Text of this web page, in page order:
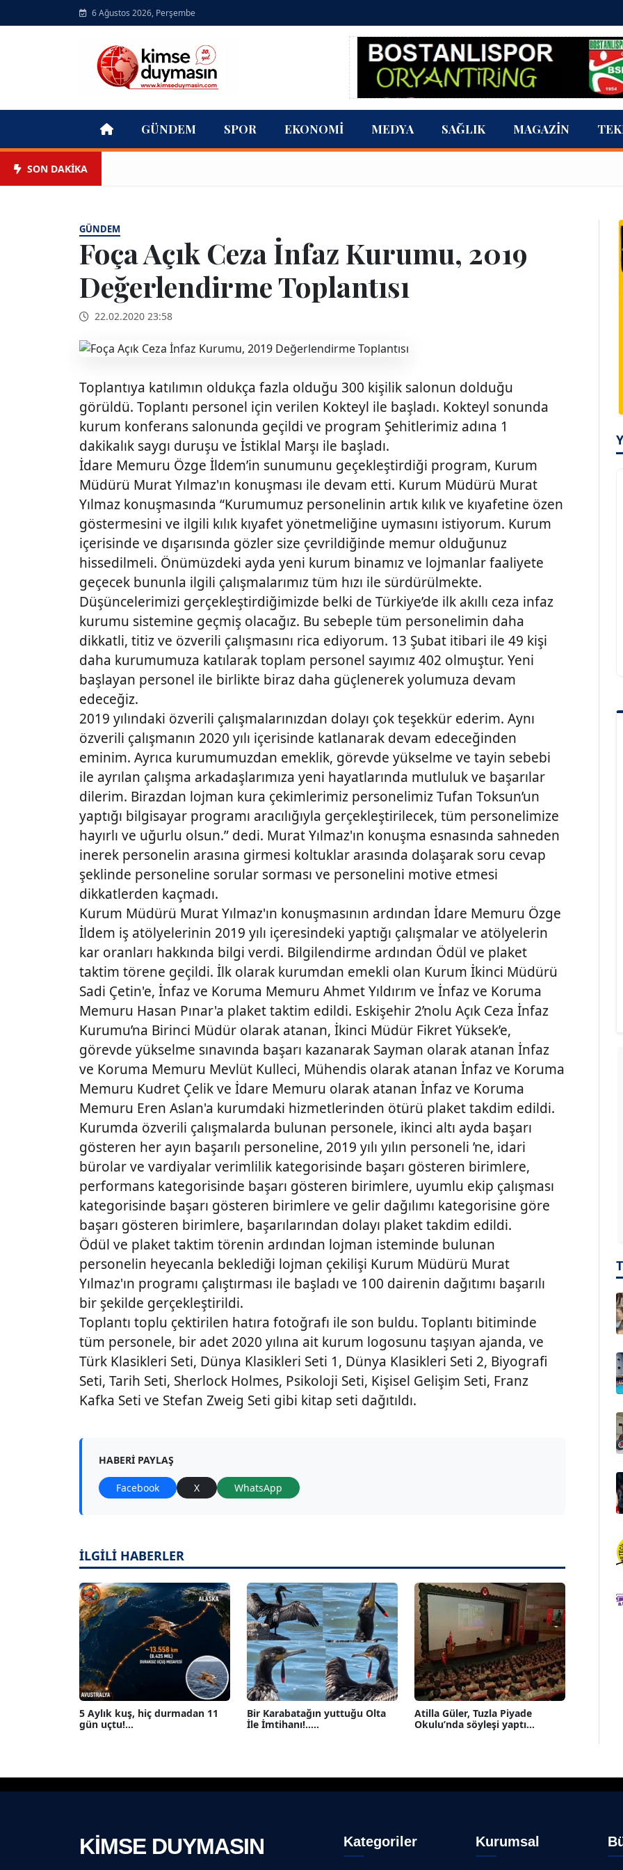
6 Ağustos 2026, Perşembe
GÜNDEM SPOR EKONOMI MEDYA SAĞLIK MAGAZIN
SON DAKİKA
GÜNDEM
Foça Açık Ceza İnfaz Kurumu, 2019
Değerlendirme Toplantısı
22.02.2020 23:58
Toplantıya katılımın oldukça fazla olduğu 300 kişilik salonun dolduğu
görüldü. Toplantı personel için verilen Kokteyl ile başladı. Kokteyl sonunda
kurum konferans salonunda geçildi ve program Şehitlerimiz adına 1
dakikalık saygı duruşu ve İstiklal Marşı ile başladı.
İdare Memuru Özge İldem’in sunumunu geçekleştirdiği program, Kurum
Müdürü Murat Yılmaz'ın konuşması ile devam etti. Kurum Müdürü Murat
Yılmaz konuşmasında “Kurumumuz personelinin artık kılık ve kıyafetine özen
göstermesini ve ilgili kılık kıyafet yönetmeliğine uymasını istiyorum. Kurum
içerisinde ve dışarısında gözler size çevrildiğinde memur olduğunuz
hissedilmeli. Önümüzdeki ayda yeni kurum binamız ve lojmanlar faaliyete
geçecek bununla ilgili çalışmalarımız tüm hızı ile sürdürülmekte.
Düşüncelerimizi gerçekleştirdiğimizde belki de Türkiye’de ilk akıllı ceza infaz
kurumu sistemine geçmiş olacağız. Bu sebeple tüm personelimin daha
dikkatli, titiz ve özverili çalışmasını rica ediyorum. 13 Şubat itibari ile 49 kişi
daha kurumumuza katılarak toplam personel sayımız 402 olmuştur. Yeni
başlayan personel ile birlikte biraz daha güçlenerek yolumuza devam
edeceğiz.
2019 yılındaki özverili çalışmalarınızdan dolayı çok teşekkür ederim. Aynı
özverili çalışmanın 2020 yılı içerisinde katlanarak devam edeceğinden
eminim. Ayrıca kurumumuzdan emeklik, görevde yükselme ve tayin sebebi
ile ayrılan çalışma arkadaşlarımıza yeni hayatlarında mutluluk ve başarılar
dilerim. Birazdan lojman kura çekimlerimiz personelimiz Tufan Toksun’un
yaptığı bilgisayar programı aracılığıyla gerçekleştirilecek, tüm personelimize
hayırlı ve uğurlu olsun.” dedi. Murat Yılmaz'ın konuşma esnasında sahneden
inerek personelin arasına girmesi koltuklar arasında dolaşarak soru cevap
şeklinde personeline sorular sorması ve personelini motive etmesi
dikkatlerden kaçmadı.
Kurum Müdürü Murat Yılmaz'ın konuşmasının ardından İdare Memuru Özge
İldem iş atölyelerinin 2019 yılı içeresindeki yaptığı çalışmalar ve atölyelerin
kar oranları hakkında bilgi verdi. Bilgilendirme ardından Ödül ve plaket
taktim törene geçildi. İlk olarak kurumdan emekli olan Kurum İkinci Müdürü
Sadi Çetin'e, İnfaz ve Koruma Memuru Ahmet Yıldırım ve İnfaz ve Koruma
Memuru Hasan Pınar'a plaket taktim edildi. Eskişehir 2’nolu Açık Ceza İnfaz
Kurumu’na Birinci Müdür olarak atanan, İkinci Müdür Fikret Yüksek’e,
görevde yükselme sınavında başarı kazanarak Sayman olarak atanan İnfaz
ve Koruma Memuru Mevlüt Kulleci, Mühendis olarak atanan İnfaz ve Koruma
Memuru Kudret Çelik ve İdare Memuru olarak atanan İnfaz ve Koruma
Memuru Eren Aslan'a kurumdaki hizmetlerinden ötürü plaket takdim edildi.
Kurumda özverili çalışmalarda bulunan personele, ikinci altı ayda başarı
gösteren her ayın başarılı personeline, 2019 yılı yılın personeli ’ne, idari
bürolar ve vardiyalar verimlilik kategorisinde başarı gösteren birimlere,
performans kategorisinde başarı gösteren birimlere, uyumlu ekip çalışması
kategorisinde başarı gösteren birimlere ve gelir dağılımı kategorisine göre
başarı gösteren birimlere, başarılarından dolayı plaket takdim edildi.
Ödül ve plaket taktim törenin ardından lojman isteminde bulunan
personelin heyecanla beklediği lojman çekilişi Kurum Müdürü Murat
Yılmaz'ın programı çalıştırması ile başladı ve 100 dairenin dağıtımı başarılı
bir şekilde gerçekleştirildi.
Toplantı toplu çektirilen hatıra fotoğrafı ile son buldu. Toplantı bitiminde
tüm personele, bir adet 2020 yılına ait kurum logosunu taşıyan ajanda, ve
Türk Klasikleri Seti, Dünya Klasikleri Seti 1, Dünya Klasikleri Seti 2, Biyografi
Seti, Tarih Seti, Sherlock Holmes, Psikoloji Seti, Kişisel Gelişim Seti, Franz
Kafka Seti ve Stefan Zweig Seti gibi kitap seti dağıtıldı.
HABERI PAYLAŞ
Facebook X WhatsApp
İLGİLİ HABERLER
5 Aylık kuş, hiç durmadan 11
gün uçtu!...
Bir Karabatağın yuttuğu Olta
İle İmtihanı!.....
Atilla Güler, Tuzla Piyade
Okulu’nda söyleşi yaptı...
KİMSE DUYMASIN Kategoriler Kurumsal